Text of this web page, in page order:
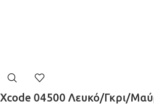
Xcode 04500 Λευκό/Γκρι/